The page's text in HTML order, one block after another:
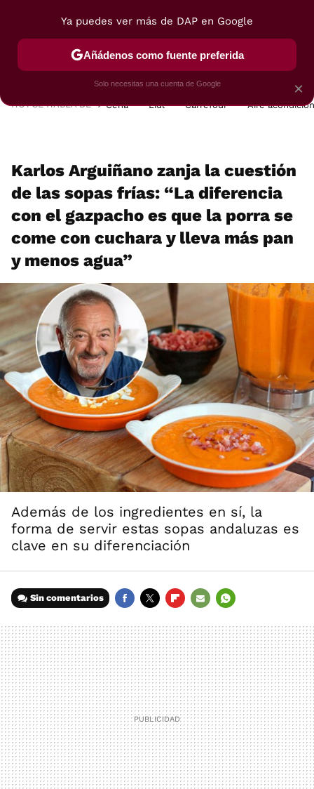
POSTRES VIAJES SELECCIÓN VEGUI
HOY SE HABLA DE Cena Lidl Carrefour Aire
Karlos Arguiñano zanja la cuestión
de las sopas frías: “La diferencia
con el gazpacho es que la porra se
come con cuchara y lleva más pan
y menos agua”
Además de los ingredientes en sí, la
forma de servir estas sopas andaluzas es
clave en su diferenciación
Sin comentarios
MAIL
×
Ya puedes ver más de DAP en Google
Añádenos como fuente preferida
Solo necesitas una cuenta de Google